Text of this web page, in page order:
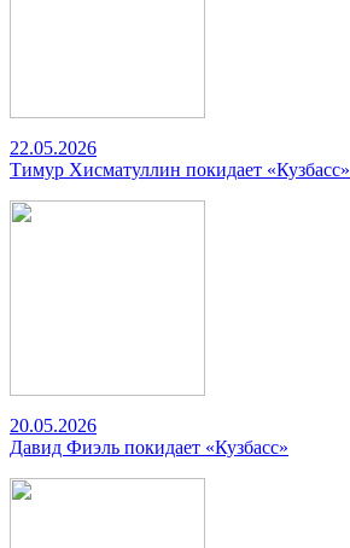
22.05.2026
Тимур Хисматуллин покидает «Кузбасс»
20.05.2026
Давид Фиэль покидает «Кузбасс»